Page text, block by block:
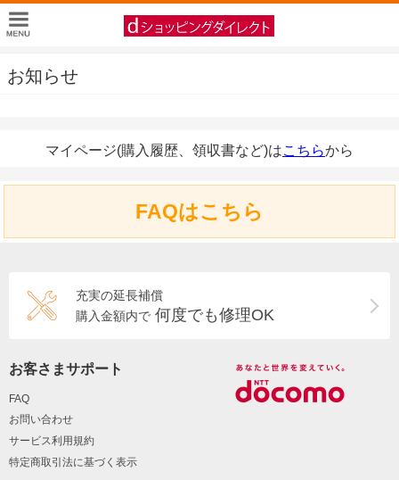
お知らせ
マイページ(購入履歴、領収書など)はこちらから
FAQはこちら
充実の延長補償
購入金額内で 何度でも修理OK
お客さまサポート
FAQ
お問い合わせ
サービス利用規約
特定商取引法に基づく表示